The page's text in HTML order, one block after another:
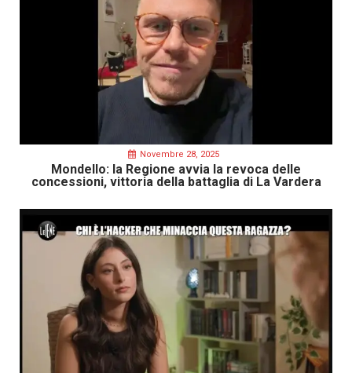
Novembre 28, 2025
Mondello: la Regione avvia la revoca delle
concessioni, vittoria della battaglia di La Vardera